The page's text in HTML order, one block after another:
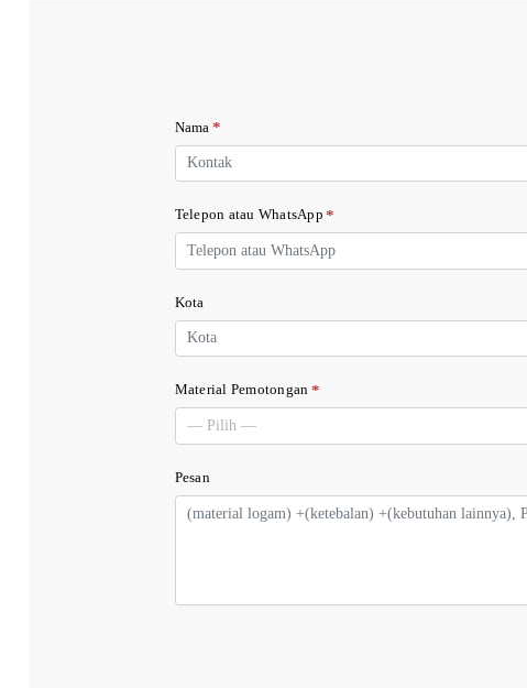
Nama *
Telepon atau WhatsApp *
Kota
Material Pemotongan *
Pesan